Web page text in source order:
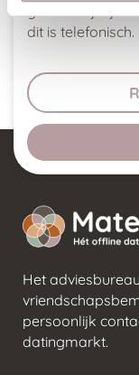
dit is telefonisch.
Het
persoonlijk
datingmarkt.